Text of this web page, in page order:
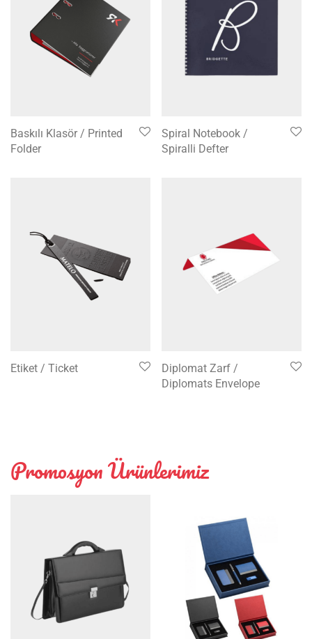
Baskılı Klasör / Printed
Folder
Spiral Notebook /
Spiralli Defter
Etiket / Ticket
Diplomat Zarf /
Diplomats Envelope
Promosyon Ürünlerimiz